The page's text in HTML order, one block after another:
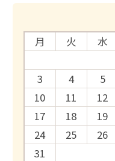
月
火 水
3
4 5
10
11 12
17
18 19
24
25 26
31